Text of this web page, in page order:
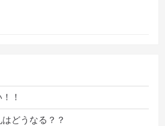
い！！
はどうなる？？